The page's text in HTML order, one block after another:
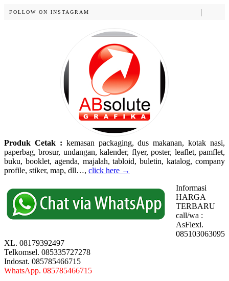
FOLLOW ON INSTAGRAM
Produk Cetak : kemasan packaging, dus makanan, kotak nasi,
paperbag, brosur, undangan, kalender, flyer, poster, leaflet, pamflet,
buku, booklet, agenda, majalah, tabloid, buletin, katalog, company
profile, stiker, map, dll…, click here →
Informasi
HARGA
TERBARU
call/wa :
AsFlexi.
085103063095
XL. 08179392497
Telkomsel. 085335727278
Indosat. 085785466715
WhatsApp. 085785466715